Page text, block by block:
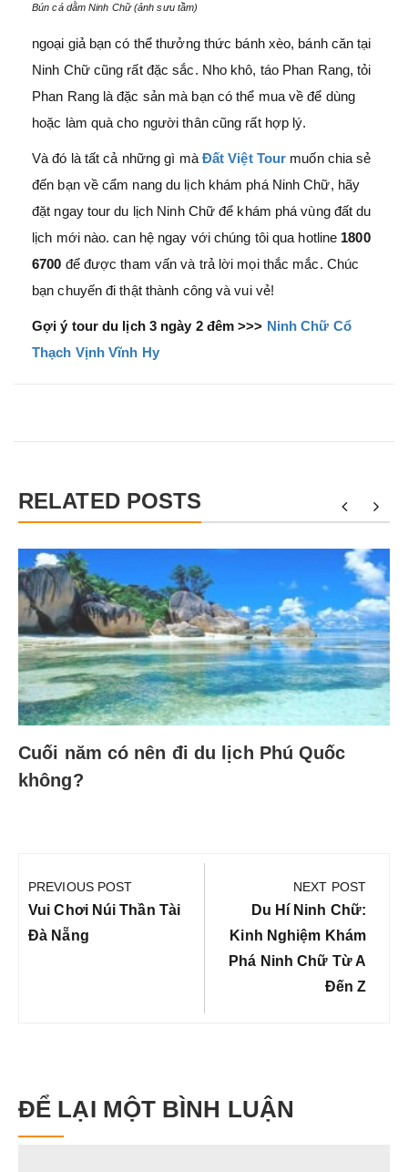
Bún cá dằm Ninh Chữ (ảnh sưu tầm)
ngoại giả bạn có thể thưởng thức bánh xèo, bánh căn tại
Ninh Chữ cũng rất đặc sắc. Nho khô, táo Phan Rang, tỏi
Phan Rang là đặc sản mà bạn có thể mua về để dùng
hoặc làm quà cho người thân cũng rất hợp lý.
Và đó là tất cả những gì màĐất Việt Tour muốn chia sẻ
đến bạn về cẩm nang du lịch khám phá Ninh Chữ, hãy
đặt ngay tour du lịch Ninh Chữ để khám phá vùng đất du
lịch mới nào. can hệ ngay với chúng tôi qua hotline 1800
6700 để được tham vấn và trả lời mọi thắc mắc. Chúc
bạn chuyến đi thật thành công và vui vẻ!
Gợi ý tour du lịch 3 ngày 2 đêm >>> Ninh Chữ Cổ
Thạch Vịnh Vĩnh Hy
RELATED POSTS
Cuối năm có nên đi du lịch Phú Quốc
không?
hướng
bài
viết
PREVIOUS POST
Previous
Post:
Vui Chơi Núi Thần Tài
Đà Nẵng
NEXT POST
Next
Post:
Du Hí Ninh Chữ:
Kinh Nghiệm Khám
Phá Ninh Chữ Từ A
Đến Z
ĐỂ LẠI MỘT BÌNH LUẬN